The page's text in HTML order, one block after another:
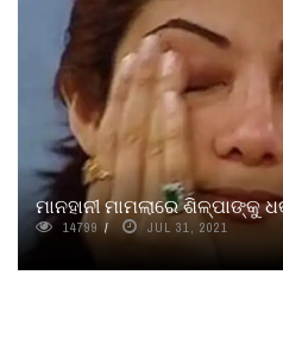
ମାନହାନୀ ମାମଲାରେ ଶିଳ୍ପାଙ୍କୁ
14799 JUL 31, 2021